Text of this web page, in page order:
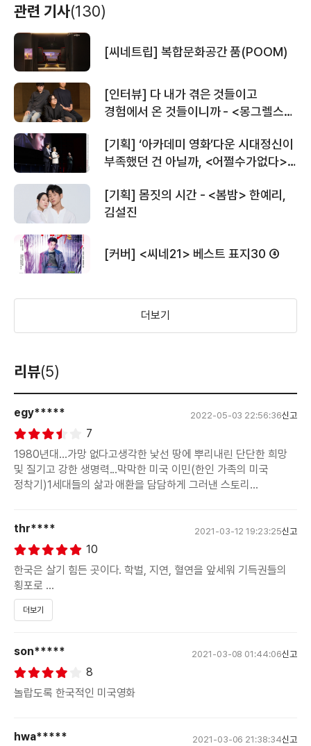
관련 기사(130)
[씨네트립] 복합문화공간 품(POOM)
[인터뷰] 다 내가 겪은 것들이고
경험에서 온 것들이니까 - <몽그렐스>
조감독, 유재선 감독의 영화 대화
[기획] ‘아카데미 영화’다운 시대정신이
부족했던 건 아닐까, <어쩔수가없다>
[기획] 몸짓의 시간 - <봄밤> 한예리,
김설진
[커버] <씨네21> 베스트 표지30 ➃
더보기
리뷰(5)
egy***** 2022-05-03 22:56:36신고
7
1980년대...가망 없다고생각한 낯선 땅에 뿌리내린 단단한 희망
및 질기고 강한 생명력...막막한 미국 이민(한인 가족의 미국
정착기)1세대들의 삶과 애환을 담담하게 그러낸 스토리...
thr**** 2021-03-12 19:23:25신고
10
한국은 살기 힘든 곳이다. 학벌, 지연, 혈연을 앞세워 기득권들의
횡포로
인해 일반인들이 살기가 녹록지도 않으며 전반적인 일자리가 줄어
생계유지가 힘든 곳이다. 이런 게 싫어 이민 간 이들은 한국이라는
자신의
더보기
son***** 2021-03-08 01:44:06신고
8
놀랍도록 한국적인 미국영화
hwa***** 2021-03-06 21:38:34신고